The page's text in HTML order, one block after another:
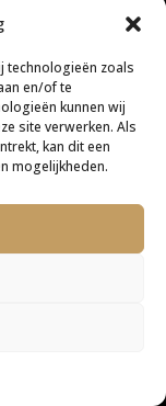
technologieën zoals
en/of te
kunnen wij
site verwerken. Als
kan dit een
mogelijkheden.